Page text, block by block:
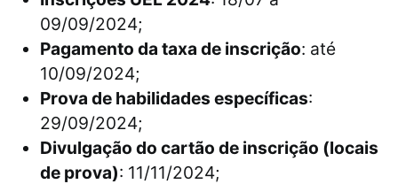
09/09/2024;
Pagamento da taxa de inscrição: até
10/09/2024;
Prova de habilidades específicas:
29/09/2024;
Divulgação do cartão de inscrição (locais
de prova): 11/11/2024;